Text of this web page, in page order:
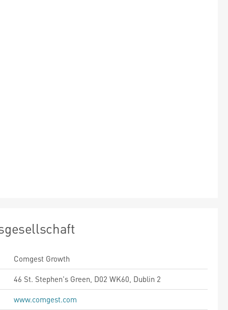
Comgest Growth
46 St. Stephen's Green, D02 WK60, Dublin 2
www.comgest.com